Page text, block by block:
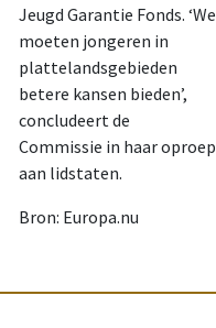
Jeugd Garantie Fonds. ‘We
moeten jongeren in
plattelandsgebieden
betere kansen bieden’,
concludeert de
Commissie in haar oproep
aan lidstaten.
Bron: Europa.nu